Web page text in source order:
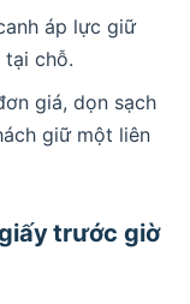
áp lực giữ
chỗ.
giá, dọn sạch
giữ một liên
trước giờ